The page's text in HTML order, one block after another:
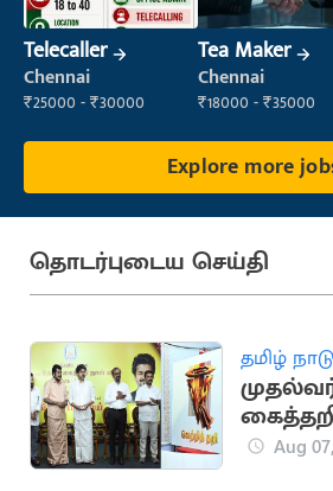
Telecaller
Chennai
₹25000 - ₹30000
Tea Maker
Chennai
₹18000 - ₹35000
Explore more
தொடர்புடைய செய்தி
தமிழ் நாடு
Aug